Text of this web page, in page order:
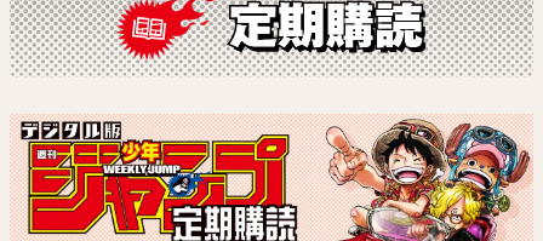
ルリドラゴン【電子版連載】
眞藤雅興
試し読み
アニマルシグナル
原作：春原ロビンソン 作画：筒
試し読み